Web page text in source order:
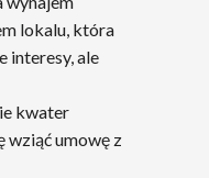
lokalu, która
interesy, ale
kwater
wziąć umowę z